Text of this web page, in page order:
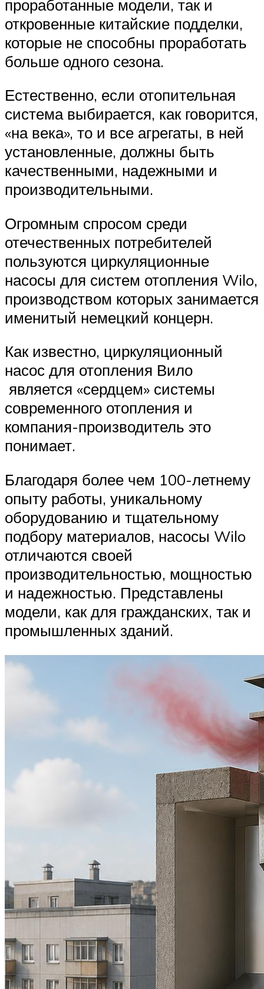
проработанные модели, так и
откровенные китайские подделки,
которые не способны проработать
больше одного сезона.
Естественно, если отопительная
система выбирается, как говорится,
«на века», то и все агрегаты, в ней
установленные, должны быть
качественными, надежными и
производительными.
Огромным спросом среди
отечественных потребителей
пользуются циркуляционные
насосы для систем отопления Wilo,
производством которых занимается
именитый немецкий концерн.
Как известно, циркуляционный
насос для отопления Вило
является «сердцем» системы
современного отопления и
компания-производитель это
понимает.
Благодаря более чем 100-летнему
опыту работы, уникальному
оборудованию и тщательному
подбору материалов, насосы Wilo
отличаются своей
производительностью, мощностью
и надежностью. Представлены
модели, как для гражданских, так и
промышленных зданий.